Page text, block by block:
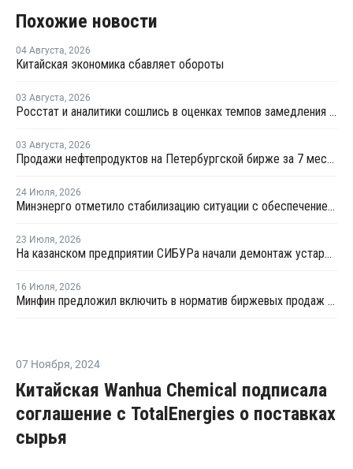
Похожие новости
04 Августа, 2026
Китайская экономика сбавляет обороты
03 Августа, 2026
Росстат и аналитики сошлись в оценках темпов замедления экономики
03 Августа, 2026
Продажи нефтепродуктов на Петербургской бирже за 7 месяцев снизились на 11,2%, в июле – на 35,6%
24 Июля, 2026
Минэнерго отметило стабилизацию ситуации с обеспечением топливом в ряде регионов
23 Июля, 2026
На казанском предприятии СИБУРа начали демонтаж устаревшего производства этилена
16 Июля, 2026
Минфин предложил включить в норматив биржевых продаж топлива реализацию по договорам, устанавливаемым правительством
07 Ноября, 2024
Китайская Wanhua Chemical подписала
соглашение с TotalEnergies о поставках
сырья